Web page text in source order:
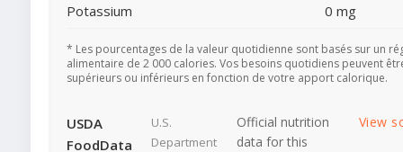
Potassium
0 mg
* Les pourcentages de la valeur quotidienne sont basés sur un
alimentaire de 2 000 calories. Vos besoins quotidiens peuvent
supérieurs ou inférieurs en fonction de votre apport calorique.
USDA
FoodData
U.S.
Department
Official nutrition
data for this
View